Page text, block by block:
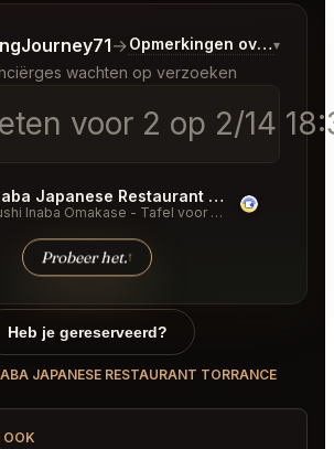
→Opmerkingen over▾
wachten op verzoeken
voor 2 op 2/14
Inaba Japanese Restaurant Torrance
Sushi Inaba Omakase - Tafel voor 2· 08/13/2026
Probeer het.↑
je wilt.
Heb je gereserveerd?
JAPANESE RESTAURANT TORRANCE
OOK